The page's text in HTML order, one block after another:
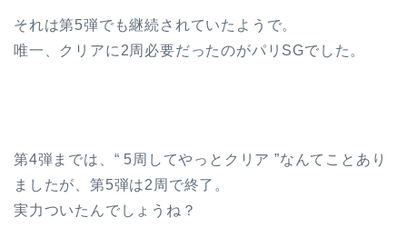
それは第5弾でも継続されていたようで。
唯一、クリアに2周必要だったのがパリSGでした。
第4弾までは、“ 5周してやっとクリア ”なんてことあり
ましたが、第5弾は2周で終了。
実力ついたんでしょうね？